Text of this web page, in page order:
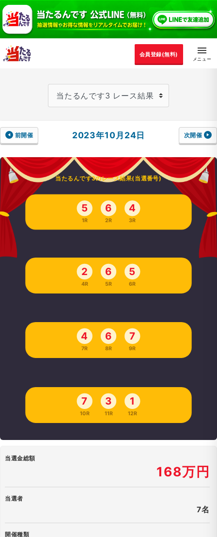
会員登録(無料)
前開催 2023年10月24日 次開催
当たるんです3のレース結果(当選番号)
5
1R
6
2R
4
3R
2
4R
6
5R
5
6R
4
7R
6
8R
7
9R
7
10R
3
11R
1
12R
当選金総額
168万円
当選者
7名
開催種類